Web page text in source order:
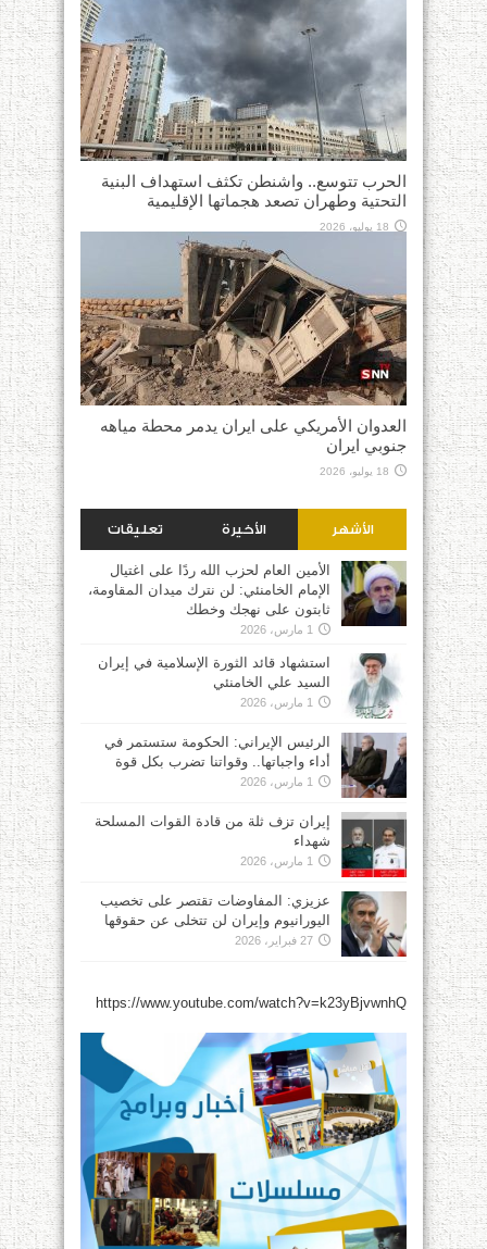
الحرب تتوسع.. واشنطن تكثف استهداف البنية
التحتية وطهران تصعد هجماتها الإقليمية
18 يوليو، 2026
العدوان الأمريكي على ايران يدمر محطة مياهه
جنوبي ايران
18 يوليو، 2026
الأشهر الأخيرة تعليقات
الأمين العام لحزب الله ردًا على اغتيال
الإمام الخامنئي: لن نترك ميدان المقاومة،
ثابتون على نهجك وخطك
1 مارس، 2026
استشهاد قائد الثورة الإسلامية في إيران
السيد علي الخامنئي
1 مارس، 2026
الرئيس الإيراني: الحكومة ستستمر في
أداء واجباتها.. وقواتنا تضرب بكل قوة
1 مارس، 2026
إيران تزف ثلة من قادة القوات المسلحة
شهداء
1 مارس، 2026
عزيزي: المفاوضات تقتصر على تخصيب
اليورانيوم وإيران لن تتخلى عن حقوقها
27 فبراير، 2026
https://www.youtube.com/watch?v=k23yBjvwnhQ